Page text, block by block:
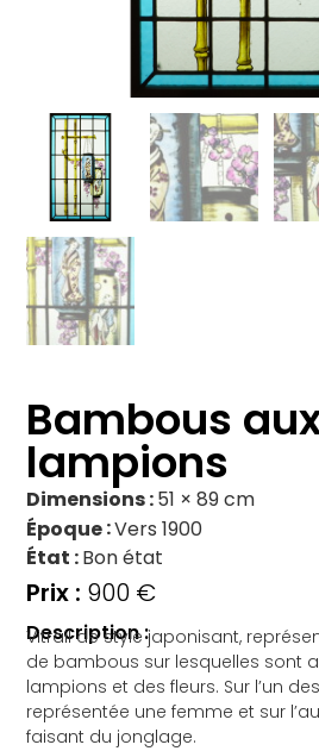
Bambous
lampions
Dimensions 51 × 89 cm
Époque Vers 1900
État Bon état
900 €
Description :
Vitrail de style japonisant,
de bambous sur lesquelles sont
lampions et des fleurs. Sur l’un
représentée une femme et sur
faisant du jonglage.